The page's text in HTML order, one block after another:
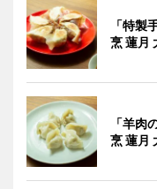
「特製
烹 蓮月
「羊肉
烹 蓮月